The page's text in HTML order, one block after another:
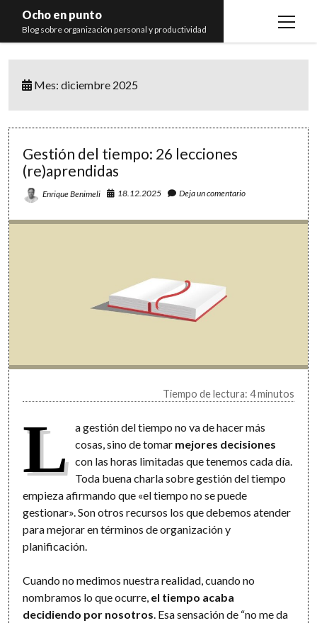
Ocho en punto
Blog sobre organización personal y productividad
open
Libros
Mes:diciembre 2025
Gestión del tiempo: 26 lecciones
(re)aprendidas
Enrique Benimeli 18.12.2025 Deja un comentario
Tiempo de lectura: 4 minutos
L a gestión del tiempo no va de hacer más
cosas, sino de tomar mejores decisiones
con las horas limitadas que tenemos cada día.
Toda buena charla sobre gestión del tiempo
empieza afirmando que «el tiempo no se puede
gestionar». Son otros recursos los que debemos atender
para mejorar en términos de organización y
planificación.
Cuando no medimos nuestra realidad, cuando no
nombramos lo que ocurre, el tiempo acaba
decidiendo por nosotros . Esa sensación de “no me da